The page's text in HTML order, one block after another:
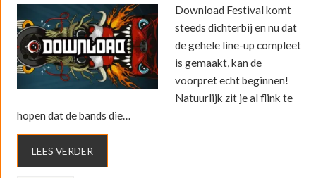
Download Festival komt
steeds dichterbij en nu dat
de gehele line-up compleet
is gemaakt, kan de
voorpret echt beginnen!
Natuurlijk zit je al flink te
hopen dat de bands die…
LEES VERDER